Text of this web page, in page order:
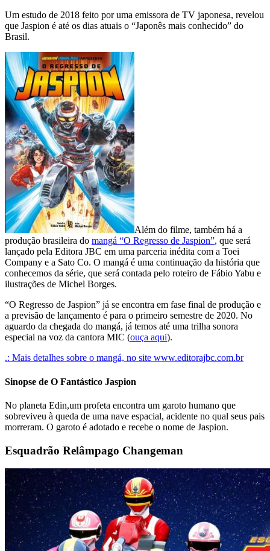
Um estudo de 2018 feito por uma emissora de TV japonesa, revelou
que Jaspion é até os dias atuais o “Japonês mais conhecido” do
Brasil.
Além do filme, também há a
produção brasileira do mangá “O Regresso de Jaspion”, que será
lançado pela Editora JBC em uma parceria inédita com a Toei
Company e a Sato Co. O mangá é uma continuação da história que
conhecemos da série, que será contada pelo roteiro de Fábio Yabu e
ilustrações de Michel Borges.
“O Regresso de Jaspion” já se encontra em fase final de produção e
a previsão de lançamento é para o primeiro semestre de 2020. No
aguardo da chegada do mangá, já temos até uma trilha sonora
especial na voz da cantora MIC (ouça aqui).
.: Mais detalhes sobre o mangá, no site www.editorajbc.com.br
Sinopse de O Fantástico Jaspion
No planeta Edin,um profeta encontra um garoto humano que
sobreviveu à queda de uma nave espacial, acidente no qual seus pais
morreram. O garoto é adotado e recebe o nome de Jaspion.
Esquadrão Relâmpago Changeman